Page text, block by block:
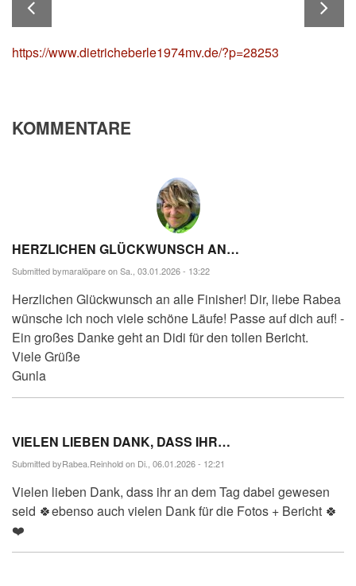
https://www.dietricheberle1974mv.de/?p=28253
KOMMENTARE
HERZLICHEN GLÜCKWUNSCH AN…
Submitted bymaralöpareon Sa., 03.01.2026 - 13:22
Herzlichen Glückwunsch an alle Finisher! Dir, liebe Rabea
wünsche ich noch viele schöne Läufe! Passe auf dich auf! -
Ein großes Danke geht an Didi für den tollen Bericht.
Viele Grüße
Gunla
VIELEN LIEBEN DANK, DASS IHR…
Submitted byRabea.Reinholdon Di., 06.01.2026 - 12:21
Vielen lieben Dank, dass ihr an dem Tag dabei gewesen
seid 🍀ebenso auch vielen Dank für die Fotos + Bericht 🍀
❤️